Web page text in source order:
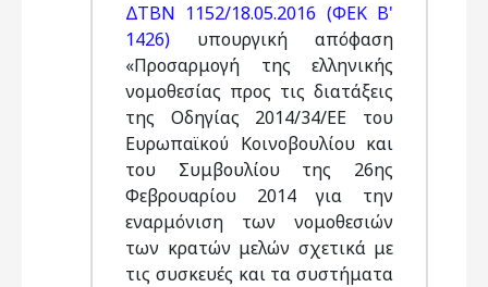
ΔΤΒΝ 1152/18.05.2016 (ΦΕΚ Β'
1426) υπουργική απόφαση
«Προσαρμογή της ελληνικής
νομοθεσίας προς τις διατάξεις
της Οδηγίας 2014/34/ΕΕ του
Ευρωπαϊκού Κοινοβουλίου και
του Συμβουλίου της 26ης
Φεβρουαρίου 2014 για την
εναρμόνιση των νομοθεσιών
των κρατών μελών σχετικά με
τις συσκευές και τα συστήματα